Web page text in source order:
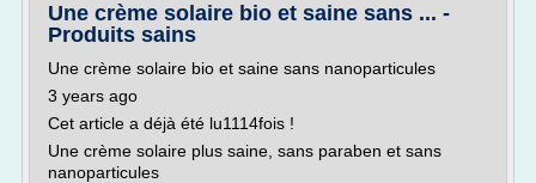
Une crème solaire bio et saine sans ... -
Produits sains
Une crème solaire bio et saine sans nanoparticules
3 years ago
Cet article a déjà été lu1114fois !
Une crème solaire plus saine, sans paraben et sans
nanoparticules